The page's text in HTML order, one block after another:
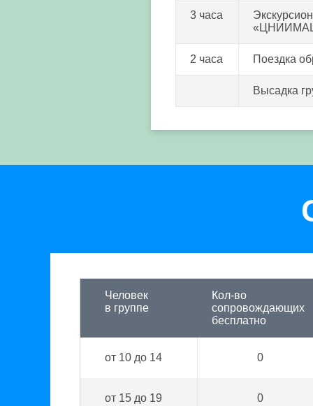
3 часа
2 часа Поездка
Высадка
Человек
в группе
Кол-во
сопровождающих
бесплатно
от 10 до 14 0
от 15 до 19 0